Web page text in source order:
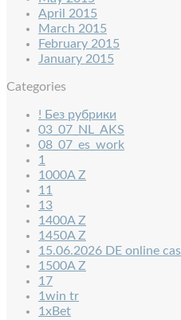
April 2015
March 2015
February 2015
January 2015
Categories
! Без рубрики
03_07_NL_AKS
08_07_es_work
1
1000A Z
11
13
1400A Z
1450A Z
15.06.2026 DE online
1500A Z
17
1win tr
1xBet